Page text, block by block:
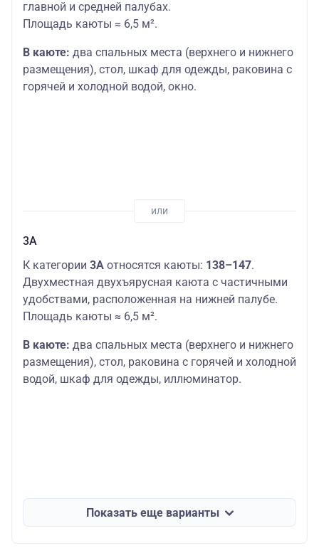
главной и средней палубах.
Площадь каюты ≈ 6,5 м².
В каюте: два спальных места (верхнего и нижнего
размещения), стол, шкаф для одежды, раковина с
горячей и холодной водой, окно.
3А
К категории 3А относятся каюты: 138–147.
Двухместная двухъярусная каюта с частичными
удобствами, расположенная на нижней палубе.
Площадь каюты ≈ 6,5 м².
В каюте: два спальных места (верхнего и нижнего
размещения), стол, раковина с горячей и холодной
водой, шкаф для одежды, иллюминатор.
Показать еще варианты